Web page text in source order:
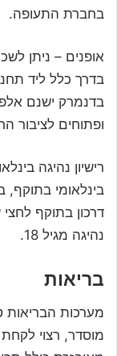
בחברת התעופה.
אופנים – ניתן
בדרך כלל ליד
בדנמרק ישנם
ופתוחים לציבור
רישיון נהיגה
בינלאומי בתוקף,
דרכון בתוקף
נהיגה מגיל 18.
בריאות
מערכות הבריאות
מוסדר, רצוי